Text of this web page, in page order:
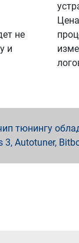
не
и
тюнингу
3, Autotuner,